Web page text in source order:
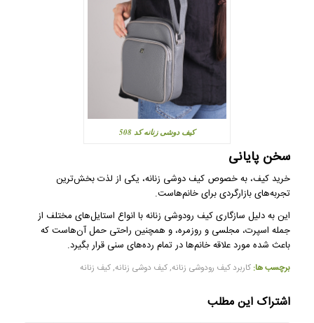
کیف دوشی زنانه کد 508
سخن پایانی
خرید کیف، به خصوص کیف دوشی زنانه، یکی از لذت بخش‌ترین
تجربه‌های بازارگردی برای خانم‌هاست.
این به دلیل سازگاری کیف رودوشی زنانه با انواع استایل‌های مختلف از
جمله اسپرت، مجلسی و روزمره، و همچنین راحتی حمل آن‌هاست که
باعث شده مورد علاقه خانم‌ها در تمام رده‌های سنی قرار بگیرد.
برچسب ها: کاربرد کیف رودوشی زنانه,کیف دوشی زنانه,کیف زنانه
اشتراک این مطلب